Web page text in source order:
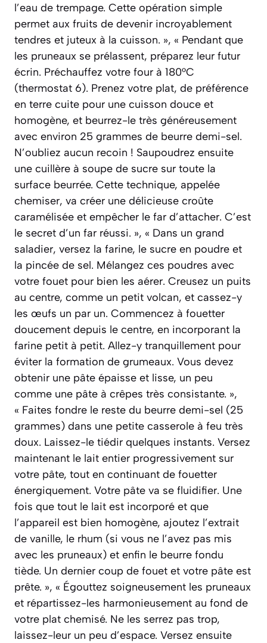
l’eau de trempage. Cette opération simple
permet aux fruits de devenir incroyablement
tendres et juteux à la cuisson. », « Pendant que
les pruneaux se prélassent, préparez leur futur
écrin. Préchauffez votre four à 180°C
(thermostat 6). Prenez votre plat, de préférence
en terre cuite pour une cuisson douce et
homogène, et beurrez-le très généreusement
avec environ 25 grammes de beurre demi-sel.
N’oubliez aucun recoin ! Saupoudrez ensuite
une cuillère à soupe de sucre sur toute la
surface beurrée. Cette technique, appelée
chemiser, va créer une délicieuse croûte
caramélisée et empêcher le far d’attacher. C’est
le secret d’un far réussi. », « Dans un grand
saladier, versez la farine, le sucre en poudre et
la pincée de sel. Mélangez ces poudres avec
votre fouet pour bien les aérer. Creusez un puits
au centre, comme un petit volcan, et cassez-y
les œufs un par un. Commencez à fouetter
doucement depuis le centre, en incorporant la
farine petit à petit. Allez-y tranquillement pour
éviter la formation de grumeaux. Vous devez
obtenir une pâte épaisse et lisse, un peu
comme une pâte à crêpes très consistante. »,
« Faites fondre le reste du beurre demi-sel (25
grammes) dans une petite casserole à feu très
doux. Laissez-le tiédir quelques instants. Versez
maintenant le lait entier progressivement sur
votre pâte, tout en continuant de fouetter
énergiquement. Votre pâte va se fluidifier. Une
fois que tout le lait est incorporé et que
l’appareil est bien homogène, ajoutez l’extrait
de vanille, le rhum (si vous ne l’avez pas mis
avec les pruneaux) et enfin le beurre fondu
tiède. Un dernier coup de fouet et votre pâte est
prête. », « Égouttez soigneusement les pruneaux
et répartissez-les harmonieusement au fond de
votre plat chemisé. Ne les serrez pas trop,
laissez-leur un peu d’espace. Versez ensuite